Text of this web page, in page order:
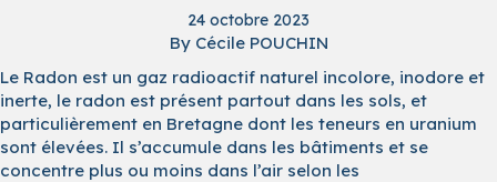
24 octobre 2023
By Cécile POUCHIN
Le Radon est un gaz radioactif naturel incolore, inodore et
inerte, le radon est présent partout dans les sols, et
particulièrement en Bretagne dont les teneurs en uranium
sont élevées. Il s’accumule dans les bâtiments et se
concentre plus ou moins dans l’air selon les